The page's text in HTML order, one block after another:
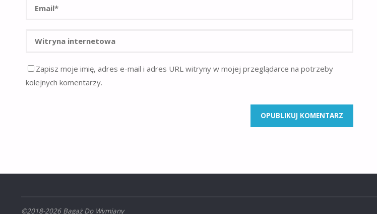
Zapisz moje imię, adres e-mail i adres URL witryny w mojej przeglądarce na potrzeby
kolejnych komentarzy.
©2018-2026 Bagaż Do Wymiany